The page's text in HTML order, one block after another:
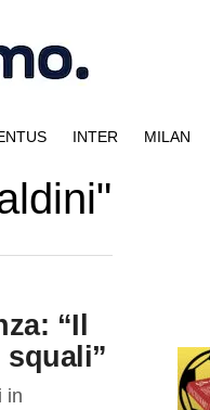
INTER MILAN
“Il
in